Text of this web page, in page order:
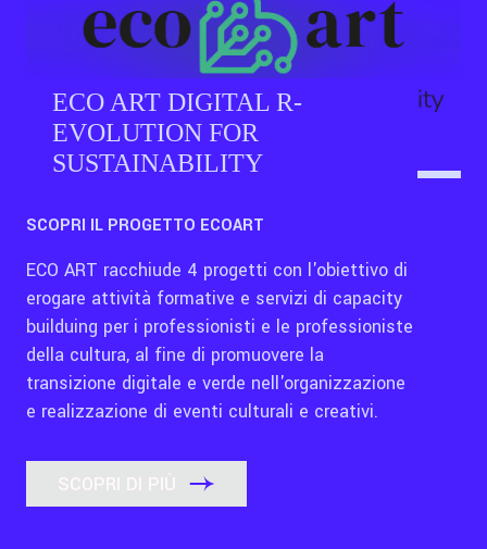
ECO ART DIGITAL R-
EVOLUTION FOR
SUSTAINABILITY
SCOPRI IL PROGETTO ECOART
ECO ART racchiude 4 progetti con l'obiettivo di
erogare attività formative e servizi di capacity
builduing per i professionisti e le professioniste
della cultura, al fine di promuovere la
transizione digitale e verde nell'organizzazione
e realizzazione di eventi culturali e creativi.
SCOPRI DI PIÙ